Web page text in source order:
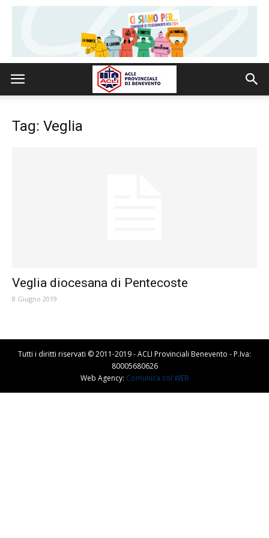
Tag: Veglia
Veglia diocesana di Pentecoste
8 Giugno 2019
Tutti i diritti riservati © 2011-2019 - ACLI Provinciali Benevento - P.Iva:
80005680626
Web Agency: Comunica col WEB